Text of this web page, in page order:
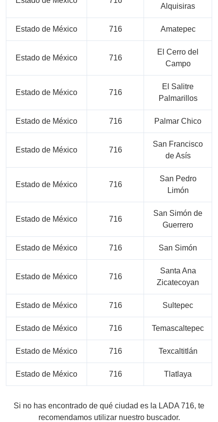
Alquisiras
Estado de México 716 Amatepec
Estado de México 716
El Cerro del
Campo
Estado de México 716
El Salitre
Palmarillos
Estado de México 716 Palmar Chico
Estado de México 716
San Francisco
de Asís
Estado de México 716
San Pedro
Limón
Estado de México 716
San Simón de
Guerrero
Estado de México 716 San Simón
Estado de México 716
Santa Ana
Zicatecoyan
Estado de México 716 Sultepec
Estado de México 716 Temascaltepec
Estado de México 716 Texcaltitlán
Estado de México 716 Tlatlaya
Si no has encontrado de qué ciudad es la LADA 716, te
recomendamos utilizar nuestro buscador.